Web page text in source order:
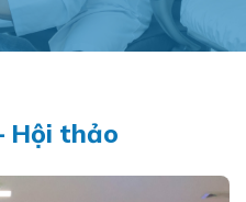
Hội thảo